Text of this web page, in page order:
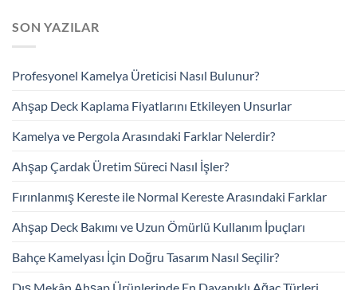
SON YAZILAR
Profesyonel Kamelya Üreticisi Nasıl Bulunur?
Ahşap Deck Kaplama Fiyatlarını Etkileyen Unsurlar
Kamelya ve Pergola Arasındaki Farklar Nelerdir?
Ahşap Çardak Üretim Süreci Nasıl İşler?
Fırınlanmış Kereste ile Normal Kereste Arasındaki Farklar
Ahşap Deck Bakımı ve Uzun Ömürlü Kullanım İpuçları
Bahçe Kamelyası İçin Doğru Tasarım Nasıl Seçilir?